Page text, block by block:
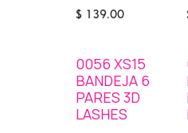
$ 139.00
STOCK
0056 XS15
BANDEJA 6
PARES 3D
LASHES